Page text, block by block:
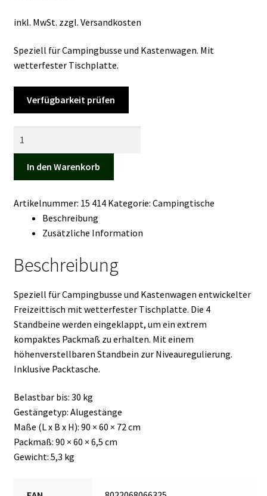
Vertrag widerrufen
Warenkorb
inkl. MwSt. zzgl. Versandkosten
Speziell für Campingbusse und Kastenwagen. Mit
wetterfester Tischplatte.
Verfügbarkeit prüfen
Menge
In den Warenkorb
Artikelnummer: 15 414 Kategorie: Campingtische
Beschreibung
Zusätzliche Information
Beschreibung
Speziell für Campingbusse und Kastenwagen entwickelter
Freizeittisch mit wetterfester Tischplatte. Die 4
Standbeine werden eingeklappt, um ein extrem
kompaktes Packmaß zu erhalten. Mit einem
höhenverstellbaren Standbein zur Niveauregulierung.
Inklusive Packtasche.
Belastbar bis: 30 kg
Gestängetyp: Alugestänge
Maße (L x B x H): 90 × 60 × 72 cm
Packmaß: 90 × 60 × 6,5 cm
Gewicht: 5,3 kg